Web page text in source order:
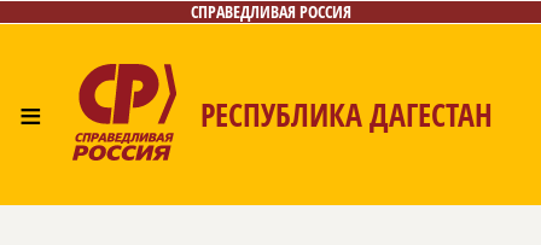
СПРАВЕДЛИВАЯ РОССИЯ
≡ РЕСПУБЛИКА ДАГЕСТАН